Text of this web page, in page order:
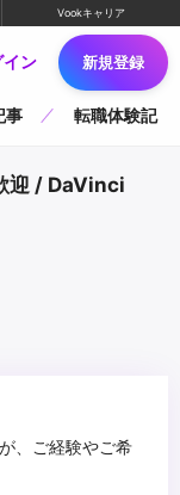
Vookキャリア
イン 新規登録
事 転職体験記
迎 / DaVinci
、ご経験やご希